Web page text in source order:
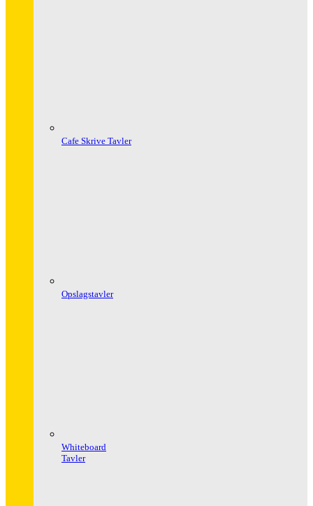
Cafe Skrive Tavler
Opslagstavler
Whiteboard
Tavler